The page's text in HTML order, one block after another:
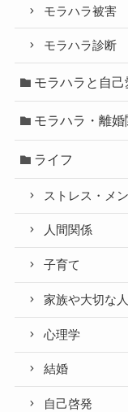
モラハラ被害
モラハラ診断
モラハラと自
モラハラ・離
ライフ
ストレス・メ
人間関係
子育て
家族や大切な
心理学
結婚
自己啓発